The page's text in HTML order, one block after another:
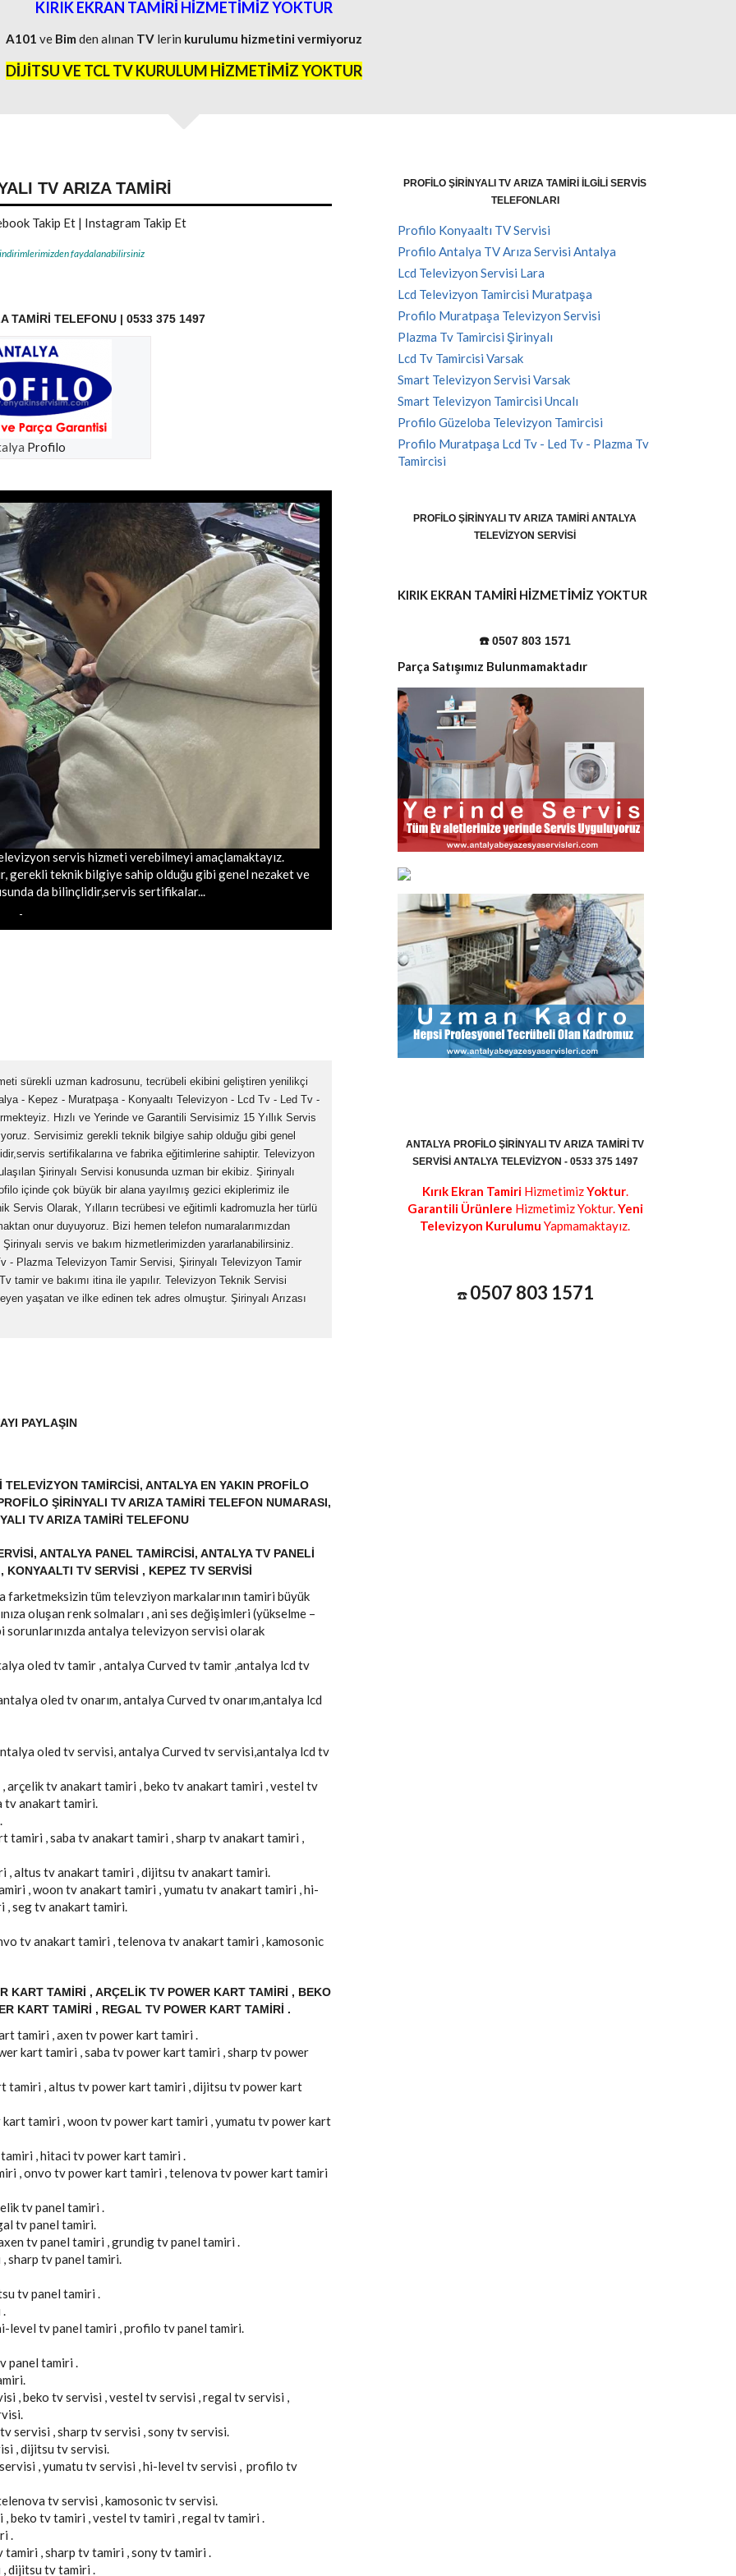
KIRIK EKRAN TAMİRİ HİZMETİMİZ YOKTUR
A101 ve Bim den alınan TV lerin kurulumu hizmetini vermiyoruz
DİJİTSU VE TCL TV KURULUM HİZMETİMİZ YOKTUR
TV ARIZA TAMIRI
Takip Et | Instagram Takip Et
faydalanabilirsiniz
TAMIRI TELEFONU | 0533 375 1497
Profilo
servis hizmeti verebilmeyi amaçlamaktayız.
gerekli teknik bilgiye sahip olduğu gibi genel nezaket ve
da bilinçlidir,servis sertifikalar...
sürekli uzman kadrosunu, tecrübeli ekibini geliştiren yenilikçi
- Kepez - Muratpaşa - Konyaaltı Televizyon - Lcd Tv - Led Tv -
Hızlı ve Yerinde ve Garantili Servisimiz 15 Yıllık Servis
Servisimiz gerekli teknik bilgiye sahip olduğu gibi genel
sertifikalarına ve fabrika eğitimlerine sahiptir. Televizyon
Şirinyalı Servisi konusunda uzman bir ekibiz. Şirinyalı
içinde çok büyük bir alana yayılmış gezici ekiplerimiz ile
Servis Olarak, Yılların tecrübesi ve eğitimli kadromuzla her türlü
onur duyuyoruz. Bizi hemen telefon numaralarımızdan
servis ve bakım hizmetlerimizden yararlanabilirsiniz.
- Plazma Televizyon Tamir Servisi, Şirinyalı Televizyon Tamir
tamir ve bakımı itina ile yapılır. Televizyon Teknik Servisi
yaşatan ve ilke edinen tek adres olmuştur. Şirinyalı Arızası
PAYLAŞIN
TAMIRCISI, ANTALYA EN YAKIN PROFILO
ŞIRINYALI TV ARIZA TAMIRI TELEFON NUMARASI,
TV ARIZA TAMIRI TELEFONU
ANTALYA PANEL TAMIRCISI, ANTALYA TV PANELI
KONYAALTI TV SERVISI , KEPEZ TV SERVISI
farketmeksizin tüm televziyon markalarının tamiri büyük
oluşan renk solmaları , ani ses değişimleri (yükselme –
sorunlarınızda antalya televizyon servisi olarak
oled tv tamir , antalya Curved tv tamir ,antalya lcd tv
oled tv onarım, antalya Curved tv onarım,antalya lcd
oled tv servisi, antalya Curved tv servisi,antalya lcd tv
arçelik tv anakart tamiri , beko tv anakart tamiri , vestel tv
tv anakart tamiri.
, saba tv anakart tamiri , sharp tv anakart tamiri ,
, altus tv anakart tamiri , dijitsu tv anakart tamiri.
, woon tv anakart tamiri , yumatu tv anakart tamiri , hi-
, seg tv anakart tamiri.
tv anakart tamiri , telenova tv anakart tamiri , kamosonic
KART TAMIRI , ARÇELIK TV POWER KART TAMIRI , BEKO
KART TAMIRI , REGAL TV POWER KART TAMIRI .
tamiri , axen tv power kart tamiri .
kart tamiri , saba tv power kart tamiri , sharp tv power
tamiri , altus tv power kart tamiri , dijitsu tv power kart
tamiri , woon tv power kart tamiri , yumatu tv power kart
, hitaci tv power kart tamiri .
, onvo tv power kart tamiri , telenova tv power kart tamiri
tv panel tamiri .
tv panel tamiri.
tv panel tamiri , grundig tv panel tamiri .
sharp tv panel tamiri.
tv panel tamiri .
.
level tv panel tamiri , profilo tv panel tamiri.
panel tamiri .
, beko tv servisi , vestel tv servisi , regal tv servisi ,
servisi , sharp tv servisi , sony tv servisi.
, dijitsu tv servisi.
, yumatu tv servisi , hi-level tv servisi , profilo tv
tv servisi , kamosonic tv servisi.
beko tv tamiri , vestel tv tamiri , regal tv tamiri .
.
, sharp tv tamiri , sony tv tamiri .
dijitsu tv tamiri .
PROFILO ŞIRINYALI TV ARIZA TAMIRI İLGILI SERVIS
TELEFONLARI
Profilo Konyaaltı TV Servisi
Profilo Antalya TV Arıza Servisi Antalya
Lcd Televizyon Servisi Lara
Lcd Televizyon Tamircisi Muratpaşa
Profilo Muratpaşa Televizyon Servisi
Plazma Tv Tamircisi Şirinyalı
Lcd Tv Tamircisi Varsak
Smart Televizyon Servisi Varsak
Smart Televizyon Tamircisi Uncalı
Profilo Güzeloba Televizyon Tamircisi
Profilo Muratpaşa Lcd Tv - Led Tv - Plazma Tv
Tamircisi
PROFILO ŞIRINYALI TV ARIZA TAMIRI ANTALYA
TELEVIZYON SERVISI
KIRIK EKRAN TAMİRİ HİZMETİMİZ YOKTUR
☎️ 0507 803 1571
Parça Satışımız Bulunmamaktadır
ANTALYA PROFILO ŞIRINYALI TV ARIZA TAMIRI TV
SERVISI ANTALYA TELEVIZYON - 0533 375 1497
Kırık Ekran TamiriHizmetimizYoktur.
Garantili Ürünlere Hizmetimiz Yoktur.Yeni
Televizyon Kurulumu Yapmamaktayız.
☎️ 0507 803 1571